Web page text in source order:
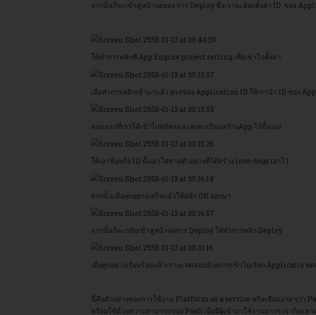
จากนั้นก็จะเข้าสู่หน้าจอของ การ Deploy ซึ่งเราจะต้องตั้งค่า ID ของ
ให้ทำการคลิกที่ App Engine project setting เพื่อเข้าไปตั้งค่า
เมื่อทำการคลิกเข้ามาแล้ว ตรงช่อง Application ID ให้เรานำ ID ของ
ตอนแรกที่เราได้เข้าไปสมัครและลงทะเบียนสร้างApp ไว้นั้นเอง
ให้เอาชื่อหรือ ID นั้นมาใส่ตามตัวอย่างที่ได้สร้าง love-dogs เอาไว้
จากนั้นเมื่อทุกอย่างเสร็จแล้วให้คลิก OK ออกมา
จากนั้นก็จะกลับเข้าสู่หน้าจอการ Deploy ให้ทำการคลิก Deploy
เมื่อทุกอย่างเรียบร้อยแล้วเราจะทดสอบด้วยการเข้าไปเรียก Applicatio
นี้คือตัวอย่างของการใช้งาน Platform as a service หรือเขียนง่าย ๆว่า
พร้อมใช้ด้วยความสามารถของ PaaS เมื่อมีผู้เข้ามาใช้งานมากๆ เราก็จะ